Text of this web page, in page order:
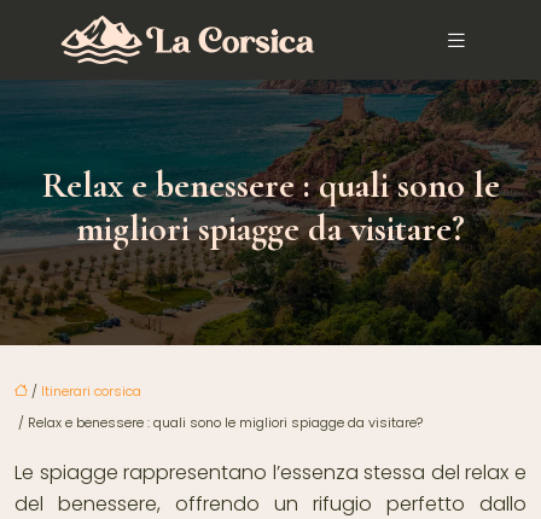
Relax e benessere : quali sono le
migliori spiagge da visitare?
/ Itinerari corsica
/ Relax e benessere : quali sono le migliori spiagge da visitare?
Le spiagge rappresentano l’essenza stessa del relax e
del benessere, offrendo un rifugio perfetto dallo